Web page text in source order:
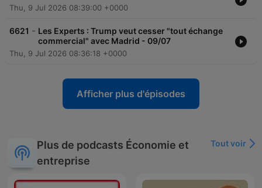
Thu, 9 Jul 2026 08:39:00 +0000
6621 - Les Experts : Trump veut cesser "tout échange
commercial" avec Madrid - 09/07
Thu, 9 Jul 2026 08:36:18 +0000
Afficher plus d'épisodes
Plus de podcasts Économie et
entreprise
Tout voir